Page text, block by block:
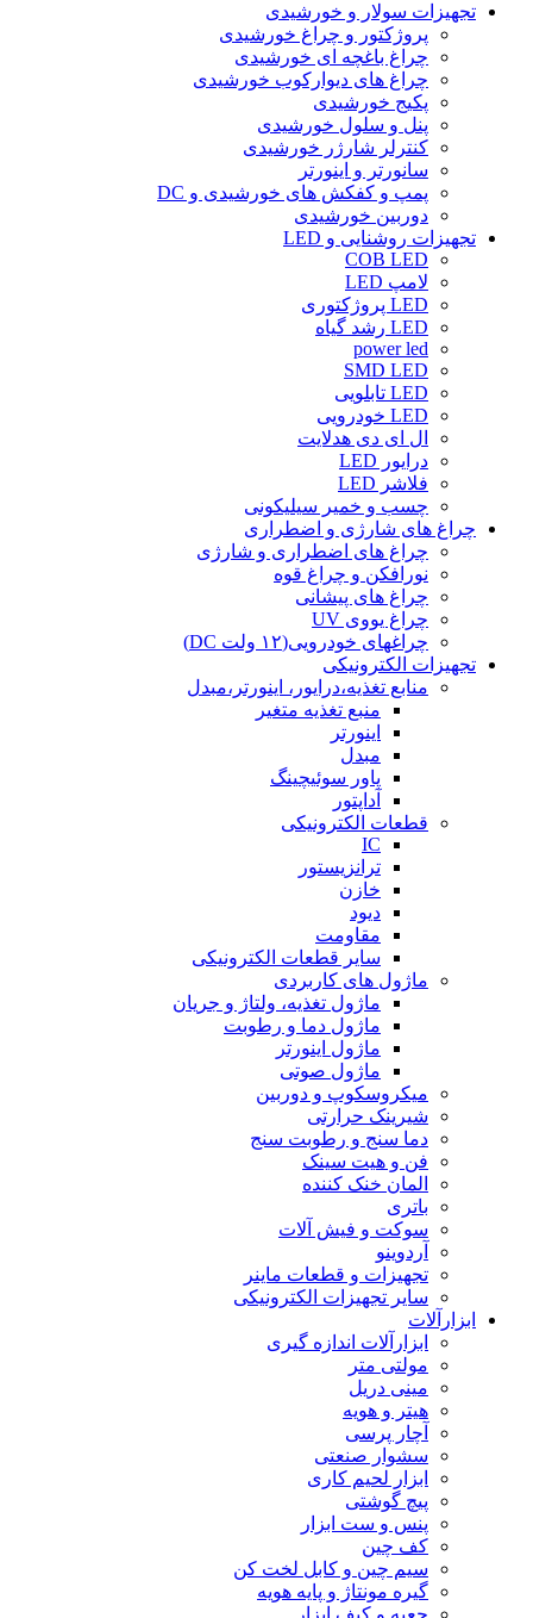
تجهیزات سولار و خورشیدی
پروژکتور و چراغ خورشیدی
چراغ باغچه ای خورشیدی
چراغ های دیوارکوب خورشیدی
پکیج خورشیدی
پنل و سلول خورشیدی
کنترلر شارژر خورشیدی
سانورتر و اینورتر
پمپ و کفکش های خورشیدی و DC
دوربین خورشیدی
تجهیزات روشنایی و LED
COB LED
لامپ LED
LED پروژکتوری
LED رشد گیاه
power led
SMD LED
LED تابلویی
LED خودرویی
ال ای دی هدلایت
درایور LED
فلاشر LED
چسب و خمیر سیلیکونی
چراغ های شارژی و اضطراری
چراغ های اضطراری و شارژی
نورافکن و چراغ قوه
چراغ های پیشانی
چراغ یووی UV
چراغهای خودرویی(۱۲ ولت DC)
تجهیزات الکترونیکی
منابع تغذیه،درایور، اینورتر،مبدل
منبع تغذیه متغیر
اینورتر
مبدل
پاور سوئیچینگ
آداپتور
قطعات الکترونیکی
IC
ترانزیستور
خازن
دیود
مقاومت
سایر قطعات الکترونیکی
ماژول های کاربردی
ماژول تغذیه، ولتاژ و جریان
ماژول دما و رطوبت
ماژول اینورتر
ماژول صوتی
میکروسکوپ و دوربین
شیرینک حرارتی
دما سنج و رطوبت سنج
فن و هیت سینک
المان خنک کننده
باتری
سوکت و فیش آلات
آردوینو
تجهیزات و قطعات ماینر
سایر تجهیزات الکترونیکی
ابزارآلات
ابزارآلات اندازه گیری
مولتی متر
مینی دریل
هیتر و هویه
آچار پرسی
سشوار صنعتی
ابزار لحیم کاری
پیچ گوشتی
پنس و ست ابزار
کف چین
سیم چین و کابل لخت کن
گیره مونتاژ و پایه هویه
جعبه و کیف ابزار